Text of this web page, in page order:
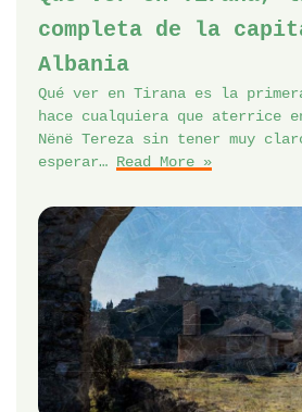
completa de la
Albania
Qué ver en Tirana es la
hace cualquiera que aterrice
Nënë Tereza sin tener muy
esperar… Read More »